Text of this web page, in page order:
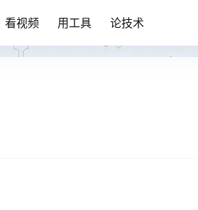
看视频 用工具 论技术